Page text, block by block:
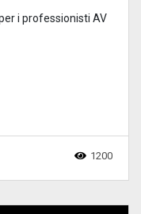
i professionisti AV
1200